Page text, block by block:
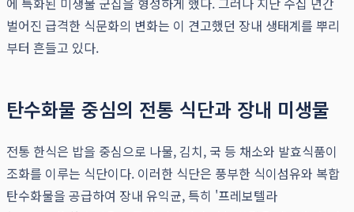
벌어진 급격한 식문화의 변화는 이 견고했던 장내 생태계를 뿌리
부터 흔들고 있다.
탄수화물 중심의 전통 식단과 장내 미생물
전통 한식은 밥을 중심으로 나물, 김치, 국 등 채소와 발효식품이
조화를 이루는 식단이다. 이러한 식단은 풍부한 식이섬유와 복합
탄수화물을 공급하여 장내 유익균, 특히 '프레보텔라